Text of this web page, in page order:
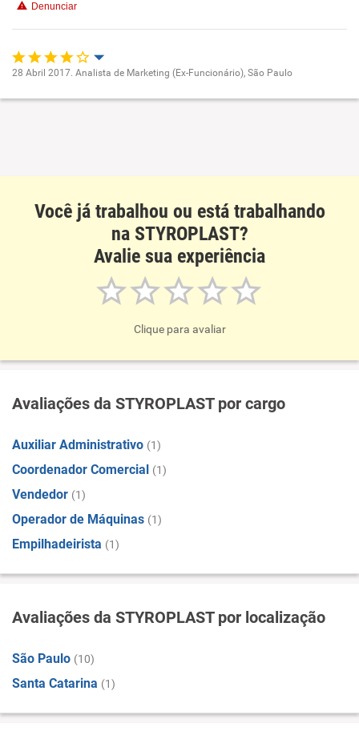
Denunciar
Benefícios
Recomenda esta empresa
28 Abril 2017. Analista de Marketing (Ex-Funcionário), São Paulo
Você já trabalhou ou está trabalhando
na STYROPLAST?
Avalie sua experiência
Clique para avaliar
Avaliações da STYROPLAST por cargo
Auxiliar Administrativo (1)
Coordenador Comercial (1)
Vendedor (1)
Operador de Máquinas (1)
Empilhadeirista (1)
Avaliações da STYROPLAST por localização
São Paulo (10)
Santa Catarina (1)